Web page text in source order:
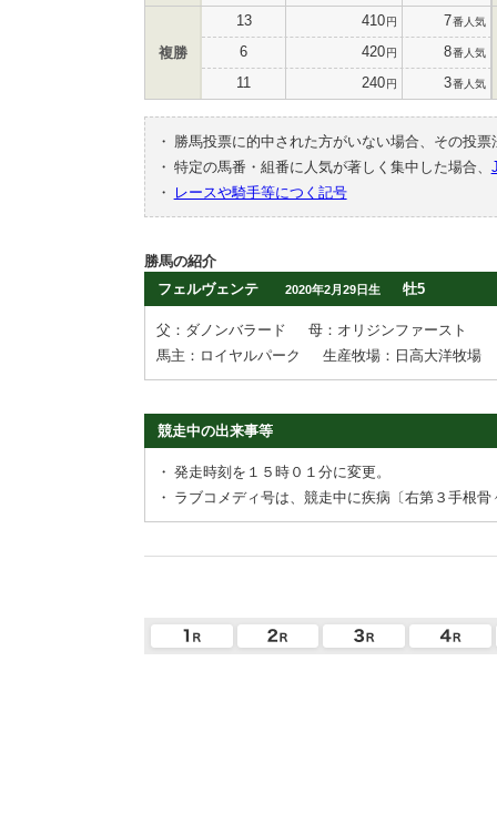
複勝
13 410円 7番人気
6 420円 8番人気
11 240円 3番人気
・
勝馬投票に的中された方がいない場合、その投
・ 特定の馬番・組番に人気が著しく集中した場合、
・
レースや騎手等につく記号
勝馬の紹介
フェルヴェンテ
2020年2月29日生 牡5
父：ダノンバラード
母：オリジンファースト
馬主：ロイヤルパーク
生産牧場：日高大洋牧場
競走中の出来事等
・ 発走時刻を１５時０１分に変更。
・ ラブコメディ号は、競走中に疾病〔右第３手根